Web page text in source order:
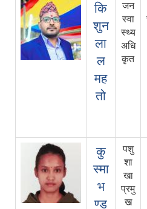
कि
शुन
ला
ल
मह
तो
जन
स्वा
स्थ्य
अधि
कृत
कु
स्मा
भ
ण्ड
पशु
शा
खा
प्रमु
ख